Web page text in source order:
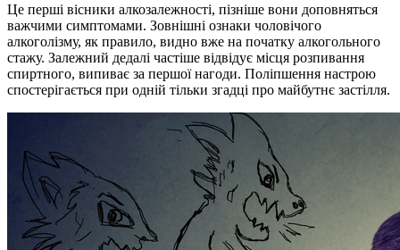
Це перші вісники алкозалежності, пізніше вони доповняться
важчими симптомами. Зовнішні ознаки чоловічого
алкоголізму, як правило, видно вже на початку алкогольного
стажу. Залежний дедалі частіше відвідує місця розпивання
спиртного, випиває за першої нагоди. Поліпшення настрою
спостерігається при одній тільки згадці про майбутнє застілля.